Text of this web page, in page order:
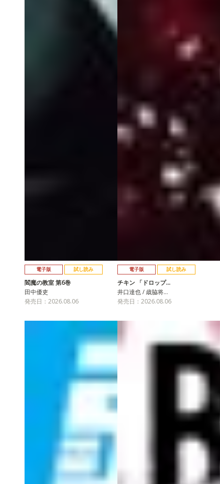
電子版 試し読み
閻魔の教室 第6巻
田中優吏
発売日：2026.08.06
電子版 試し読み
チキン 「ドロップ…
井口達也 / 歳脇将…
発売日：2026.08.06